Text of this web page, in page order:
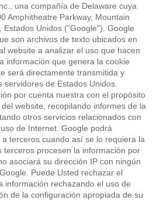
una compañía de Delaware cuya
Amphitheatre Parkway, Mountain
Unidos (“Google”). Google
son archivos de texto ubicados en
website a analizar el uso que hacen
información que genera la cookie
será directamente transmitida y
de Estados Unidos.
por cuenta nuestra con el propósito
website, recopilando informes de la
otros servicios relacionados con
de Internet. Google podrá
terceros cuando así se lo requiera la
terceros procesen la información por
asociará su dirección IP con ningún
Puede Usted rechazar el
información rechazando el uso de
de la configuración apropiada de su